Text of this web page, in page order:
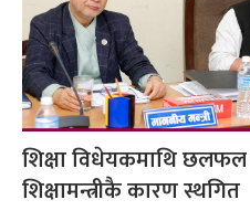
शिक्षा विधेयकमाथि
शिक्षामन्त्रीकै कारण स्थगित